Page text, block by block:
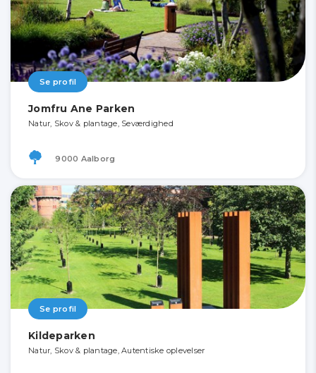
Se profil
Jomfru Ane Parken
Natur, Skov & plantage, Seværdighed
9000 Aalborg
Se profil
Kildeparken
Natur, Skov & plantage, Autentiske oplevelser